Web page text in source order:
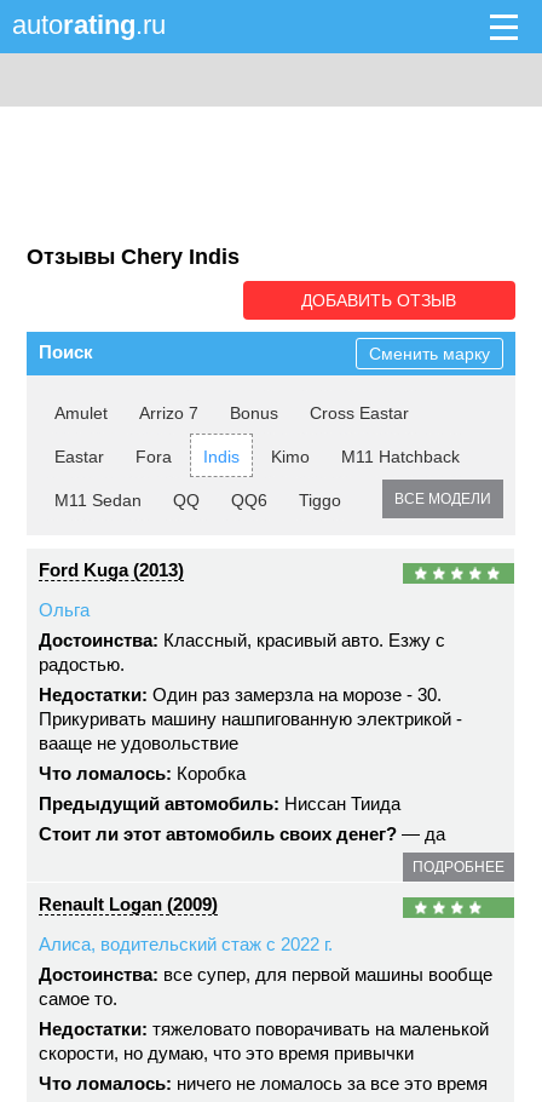
autorating.ru
Отзывы Chery Indis
ДОБАВИТЬ ОТЗЫВ
Поиск Сменить марку
Amulet Arrizo 7 Bonus Cross Eastar
Eastar Fora Indis Kimo M11 Hatchback
M11 Sedan QQ QQ6 Tiggo ВСЕ МОДЕЛИ
Ford Kuga (2013)
Ольга
Достоинства: Классный, красивый авто. Езжу с
радостью.
Недостатки: Один раз замерзла на морозе - 30.
Прикуривать машину нашпигованную электрикой -
вааще не удовольствие
Что ломалось: Коробка
Предыдущий автомобиль: Ниссан Тиида
Стоит ли этот автомобиль своих денег? — да
ПОДРОБНЕЕ
Renault Logan (2009)
Алиса, водительский стаж с 2022 г.
Достоинства: все супер, для первой машины вообще
самое то.
Недостатки: тяжеловато поворачивать на маленькой
скорости, но думаю, что это время привычки
Что ломалось: ничего не ломалось за все это время